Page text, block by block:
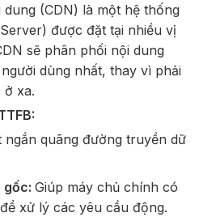
(CDN) là một hệ thống
được đặt tại nhiều vị
sẽ phân phối nội dung
dùng nhất, thay vì phải
ở xa.
ngắn quãng đường truyền dữ
gốc: Giúp máy chủ chính có
xử lý các yêu cầu động.